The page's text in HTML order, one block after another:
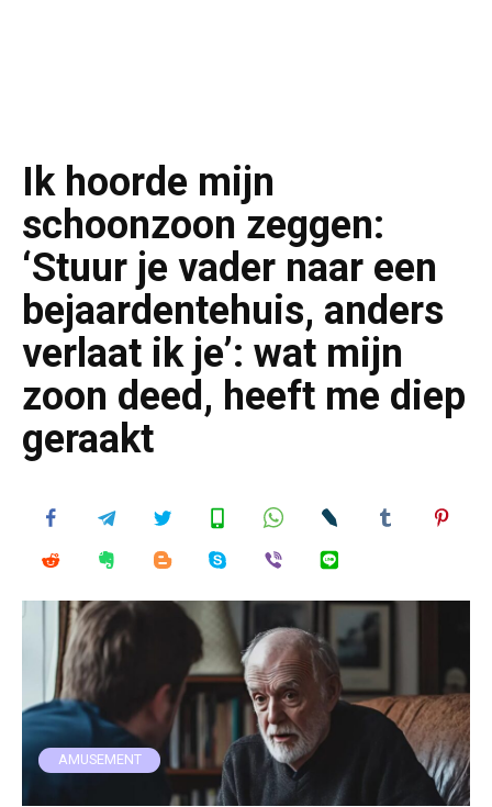
Ik hoorde mijn
schoonzoon zeggen:
‘Stuur je vader naar een
bejaardentehuis, anders
verlaat ik je’: wat mijn
zoon deed, heeft me diep
geraakt
AMUSEMENT